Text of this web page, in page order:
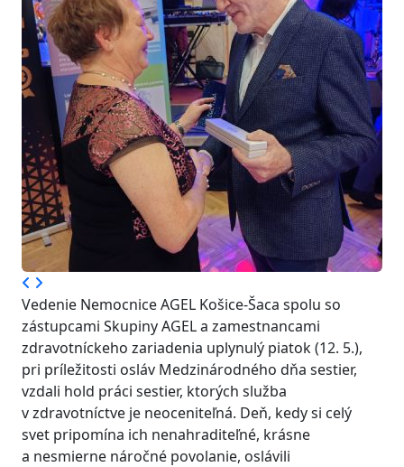
Vedenie Nemocnice AGEL Košice-Šaca spolu so
zástupcami Skupiny AGEL a zamestnancami
zdravotníckeho zariadenia uplynulý piatok (12. 5.),
pri príležitosti osláv Medzinárodného dňa sestier,
vzdali hold práci sestier, ktorých služba
v zdravotníctve je neoceniteľná. Deň, kedy si celý
svet pripomína ich nenahraditeľné, krásne
a nesmierne náročné povolanie, oslávili